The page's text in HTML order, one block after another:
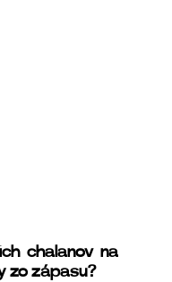
chalanov na
zo zápasu?